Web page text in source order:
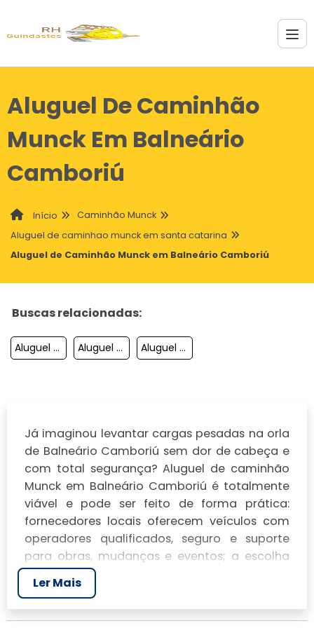
Aluguel De Caminhão
Munck Em Balneário
Camboriú
Início
Caminhão Munck
Aluguel de caminhao munck em santa catarina
Aluguel de Caminhão Munck em Balneário Camboriú
Buscas relacionadas:
Aluguel De Caminhao Munck Em Itajai Aluguel De Caminhao Munck Em Biguacu Aluguel De Caminhao Munck Em Palhoca
Já imaginou levantar cargas pesadas na orla
de Balneário Camboriú sem dor de cabeça e
com total segurança?Aluguel de caminhão
Munck em Balneário Camboriú é totalmente
viável e pode ser feito de forma prática:
fornecedores locais oferecem veículos com
operadores qualificados, seguro e suporte
para obras, mudanças e eventos; a escolha
certa reduz custos, tempo e riscos.
Você vai descobrir como comparar preços e
serviços, quais documentos e seguros exigir,
Ler Mais